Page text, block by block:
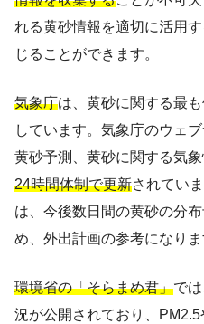
れる黄砂情報を適切に活用
じることができます。
気象庁は、黄砂に関する最
しています。気象庁のウェ
黄砂予測、黄砂に関する気
24時間体制で更新されてい
は、今後数日間の黄砂の分
め、外出計画の参考になりま
環境省の「そらまめ君」で
況が公開されており、PM2.5